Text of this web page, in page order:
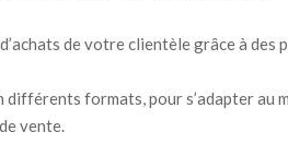
de votre clientèle grâce à des
formats, pour s’adapter au
vente.